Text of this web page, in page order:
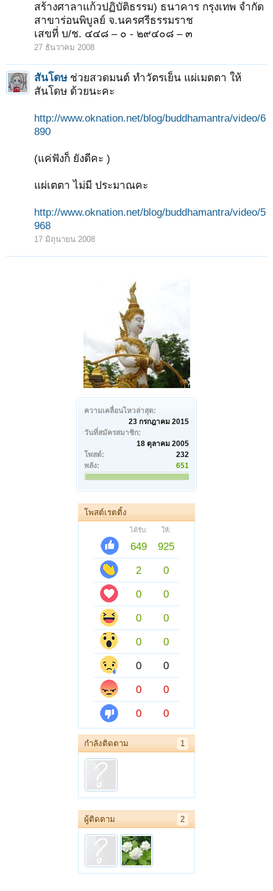
ความเคลื่อนไหวล่าสุด:
23 กรกฎาคม 2015
วันที่สมัครสมาชิก:
18 ตุลาคม 2005
โพสต์:
232
พลัง:
651
โพสต์เรตติ้ง
ได้รับ: ให้:
649
925
2
0
0
0
0
0
0
0
0
0
0
0
0
0
กำลังติดตาม 1
ผู้ติดตาม 2
สร้างศาลาแก้วปฏิบัติธรรม) ธนาคาร กรุงเทพ จำกัด
สาขาร่อนพิบูลย์ จ.นครศรีธรรมราช
เสขที่ บ/ช. ๔๔๘ – ๐ - ๒๙๔๐๘ – ๓
27 ธันวาคม 2008
สันโดษ ช่วยสวดมนต์ ทำวัตรเย็น แผ่เมตตา ให้
สันโดษ ด้วยนะคะ
http://www.oknation.net/blog/buddhamantra/video/6
890
(แค่ฟังก็ ยังดีคะ )
แผ่เตตา ไม่มี ประมาณคะ
http://www.oknation.net/blog/buddhamantra/video/5
968
17 มิถุนายน 2008